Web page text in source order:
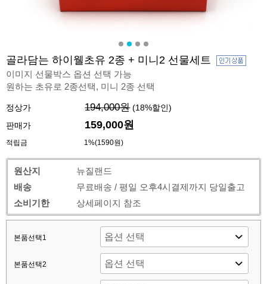
골라담는 하이웰초유 2종 + 미니2 선물세트
이미지 선물박스 옵션 선택 가능
원하는 초유로 2종선택, 미니 2종 선택
정상가 194,000원 (18%할인)
판매가
159,000원
적립금 1%(1590원)
원산지
뉴질랜드
배송
무료배송 / 평일 오후4시결제까지 당일출고
소비기한
상세페이지 참조
본품선택1
본품선택2